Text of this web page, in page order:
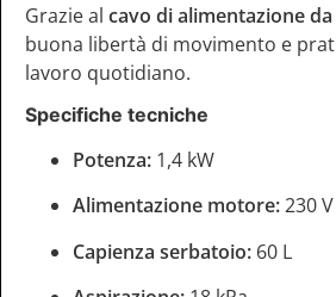
Grazie al cavo di alimentazione
buona libertà di movimento e
lavoro quotidiano.
Specifiche tecniche
Potenza: 1,4 kW
Alimentazione motore:230
Capienza serbatoio: 60 L